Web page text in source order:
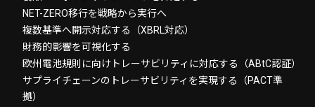
NET-ZERO移行を戦略から実行へ
複数基準へ開示対応する（XBRL対応）
財務的影響を可視化する
欧州電池規則に向けトレーサビリティに対応する（ABtC認証）
サプライチェーンのトレーサビリティを実現する（PACT準
拠）